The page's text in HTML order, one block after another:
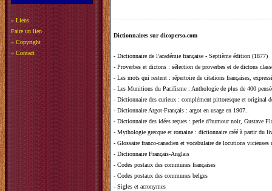
» Liens
Faire un lien
» Copyright
» Contact
Dictionnaires sur dicoperso.com
- Dictionnaire de l'académie française - Septième édition (1877)
- Proverbes et dictons : sélection de proverbes et de dictons
- Les mots qui restent : répertoire de citations françaises,
- Les Munitions du Pacifisme : Anthologie de plus de 400
- Dictionnaire des curieux : complément pittoresque et original
- Dictionnaire Argot-Français : argot en usage en 1907.
- Dictionnaire des idées reçues : perle d'humour noir, Gustave
- Mythologie grecque et romaine : dictionnaire créé à partir du
- Glossaire franco-canadien et vocabulaire de locutions vicieuses
- Dictionnaire Français-Anglais
- Codes postaux des communes françaises
- Codes postaux des communes belges
- Sigles et acronymes